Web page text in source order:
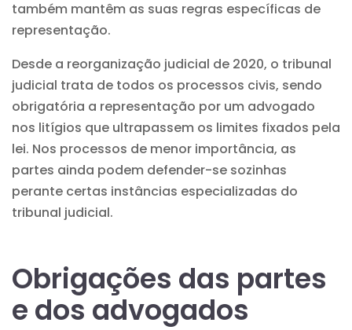
também mantêm as suas regras específicas de
representação.
Desde a reorganização judicial de 2020, o tribunal
judicial trata de todos os processos civis, sendo
obrigatória a representação por um advogado
nos litígios que ultrapassem os limites fixados pela
lei. Nos processos de menor importância, as
partes ainda podem defender-se sozinhas
perante certas instâncias especializadas do
tribunal judicial.
Obrigações das partes
e dos advogados